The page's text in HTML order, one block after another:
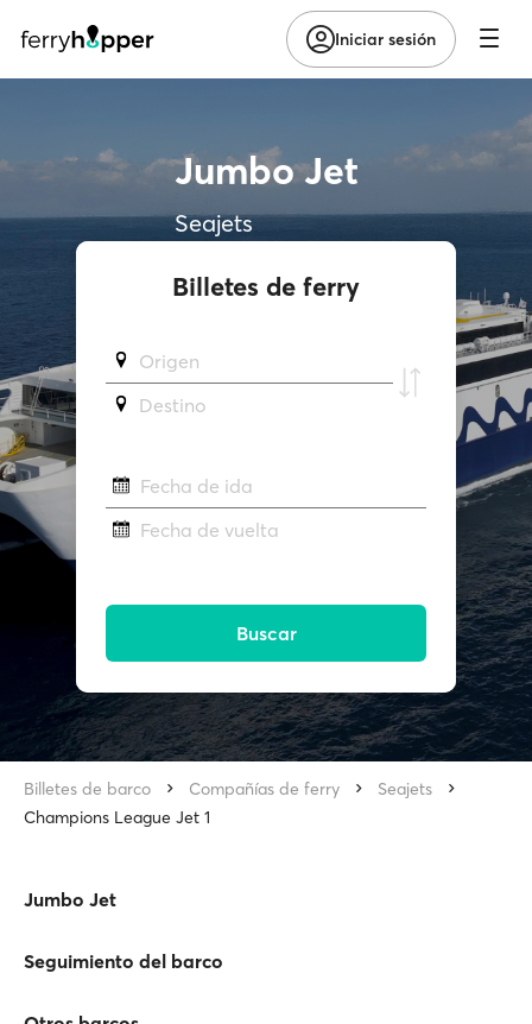
Iniciar sesión
Jumbo Jet
Seajets
Billetes de ferry
Origen
Destino
Fecha de ida
Fecha de vuelta
Buscar
Billetes de barco Compañías de ferry
Seajets
Champions League Jet 1
Jumbo Jet
Seguimiento del barco